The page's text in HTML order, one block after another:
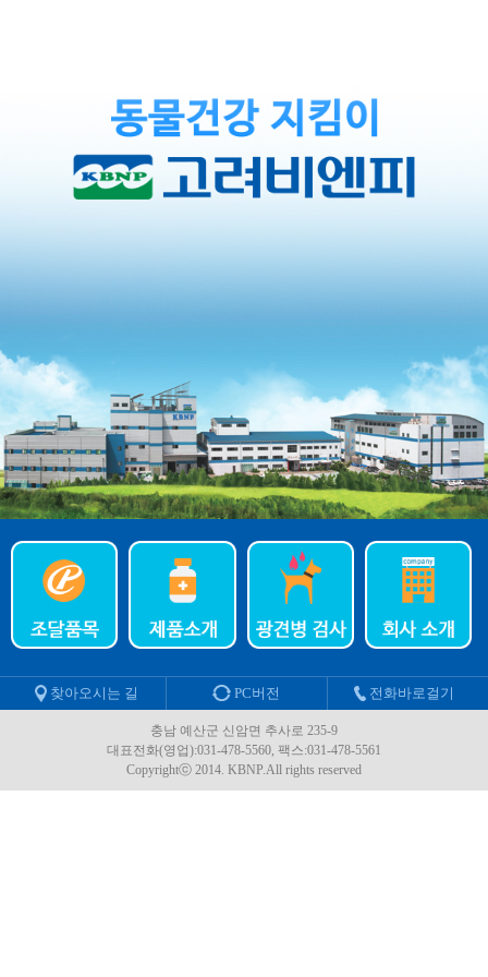
찾아오시는 길 PC버전 전화바로걸기
충남 예산군 신암면 추사로 235-9
대표전화(영업):031-478-5560, 팩스:031-478-5561
Copyrightⓒ 2014. KBNP.All rights reserved